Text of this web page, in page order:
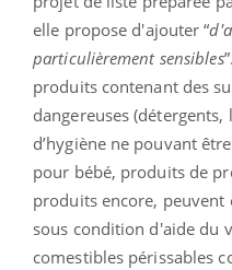
elle propose d'ajouter “
particulièrement sensibles
produits contenant des
dangereuses
d’hygiène ne pouvant
pour bébé, produits de
produits encore, peuvent
sous condition d'aide du
comestibles périssables